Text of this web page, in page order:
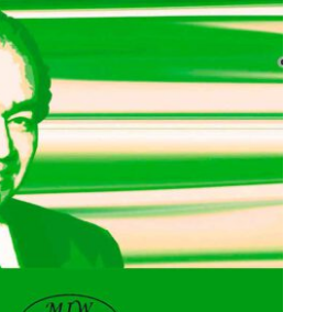
: OEUVRES
– TOME 4 – 1980-1983